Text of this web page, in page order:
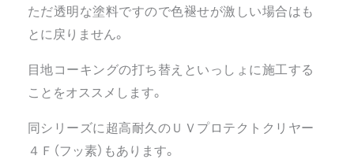
ただ透明な塗料ですので色褪せが激しい場合はも
とに戻りません。
目地コーキングの打ち替えといっしょに施工する
ことをオススメします。
同シリーズに超高耐久のＵＶプロテクトクリヤー
４Ｆ（フッ素）もあります。